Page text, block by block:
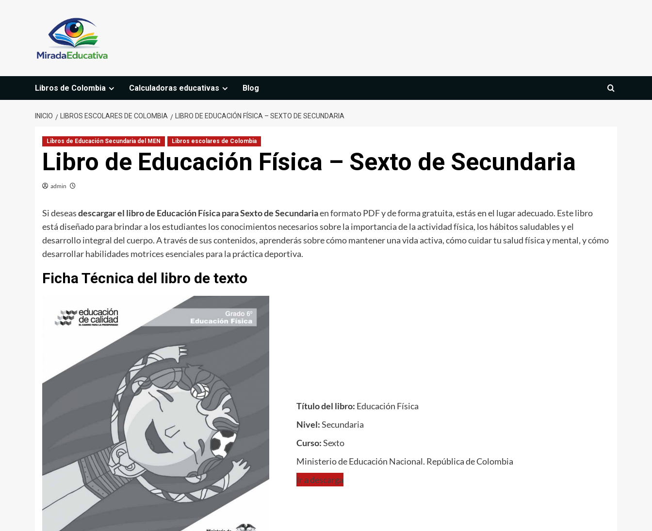
Libros de Colombia Calculadoras educativas Blog
INICIO LIBROS ESCOLARES DE COLOMBIA LIBRO DE EDUCACIÓN FÍSICA – SEXTO DE SECUNDARIA
Libros de Educación Secundaria del MEN Libros escolares de Colombia
Libro de Educación Física – Sexto de Secundaria
admin
Si deseasdescargar el libro de Educación Física para Sexto de Secundariaen formato PDF y de forma gratuita, estás en el lugar adecuado. Este libro
está diseñado para brindar a los estudiantes los conocimientos necesarios sobre la importancia de la actividad física, los hábitos saludables y el
desarrollo integral del cuerpo. A través de sus contenidos, aprenderás sobre cómo mantener una vida activa, cómo cuidar tu salud física y mental, y cómo
desarrollar habilidades motrices esenciales para la práctica deportiva.
Ficha Técnica del libro de texto
Título del libro: Educación Física
Nivel:Secundaria
Curso:Sexto
Ministerio de Educación Nacional. República de Colombia
Ir a descarga